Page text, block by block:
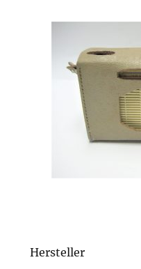
Hersteller